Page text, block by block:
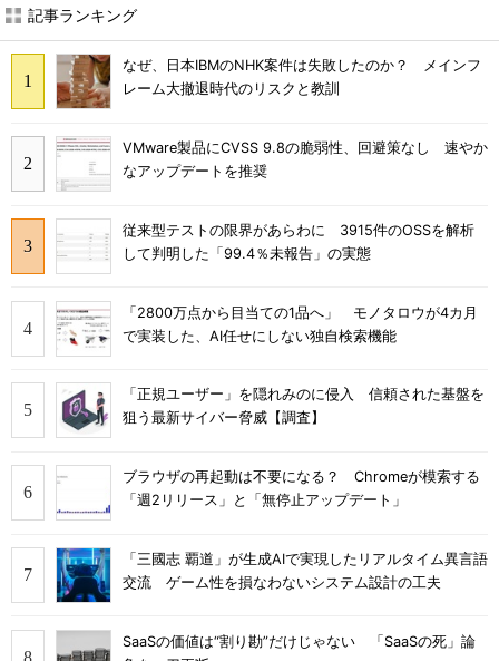
記事ランキング
なぜ、日本IBMのNHK案件は失敗したのか？ メインフ
レーム大撤退時代のリスクと教訓
VMware製品にCVSS 9.8の脆弱性、回避策なし 速やか
なアップデートを推奨
従来型テストの限界があらわに 3915件のOSSを解析
して判明した「99.4％未報告」の実態
「2800万点から目当ての1品へ」 モノタロウが4カ月
で実装した、AI任せにしない独自検索機能
「正規ユーザー」を隠れみのに侵入 信頼された基盤を
狙う最新サイバー脅威【調査】
ブラウザの再起動は不要になる？ Chromeが模索する
「週2リリース」と「無停止アップデート」
「三國志 覇道」が生成AIで実現したリアルタイム異言語
交流 ゲーム性を損なわないシステム設計の工夫
SaaSの価値は“割り勘”だけじゃない 「SaaSの死」論